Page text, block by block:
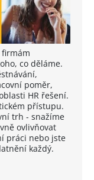
co děláme.
poměr,
HR řešení.
přístupu.
trh - snažíme
ovlivňovat
práci nebo jste
každý.